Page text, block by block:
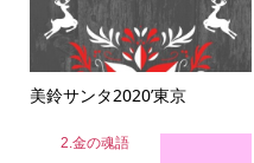
美鈴サンタ2020’東京
2.金の魂語